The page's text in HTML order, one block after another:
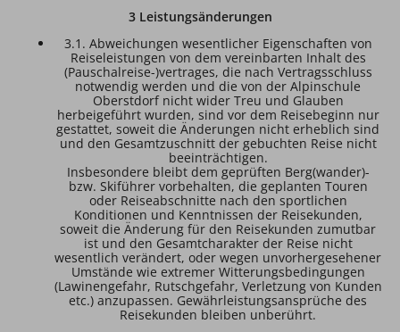
3 Leistungsänderungen
3.1. Abweichungen wesentlicher Eigenschaften von
Reiseleistungen von dem vereinbarten Inhalt des
(Pauschalreise-)vertrages, die nach Vertragsschluss
notwendig werden und die von der Alpinschule
Oberstdorf nicht wider Treu und Glauben
herbeigeführt wurden, sind vor dem Reisebeginn nur
gestattet, soweit die Änderungen nicht erheblich sind
und den Gesamtzuschnitt der gebuchten Reise nicht
beeinträchtigen.
Insbesondere bleibt dem geprüften Berg(wander)-
bzw. Skiführer vorbehalten, die geplanten Touren
oder Reiseabschnitte nach den sportlichen
Konditionen und Kenntnissen der Reisekunden,
soweit die Änderung für den Reisekunden zumutbar
ist und den Gesamtcharakter der Reise nicht
wesentlich verändert, oder wegen unvorhergesehener
Umstände wie extremer Witterungsbedingungen
(Lawinengefahr, Rutschgefahr, Verletzung von Kunden
etc.) anzupassen. Gewährleistungsansprüche des
Reisekunden bleiben unberührt.